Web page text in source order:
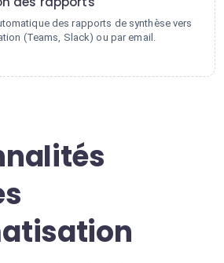
des rapports de synthèse vers
(Teams, Slack) ou par email.